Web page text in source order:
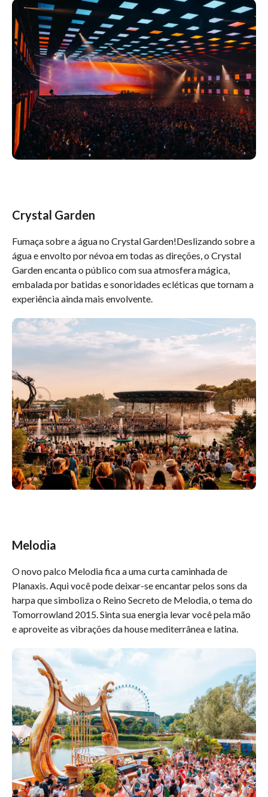
Crystal Garden
Fumaça sobre a água no Crystal Garden!Deslizando sobre a
água e envolto por névoa em todas as direções, o Crystal
Garden encanta o público com sua atmosfera mágica,
embalada por batidas e sonoridades ecléticas que tornam a
experiência ainda mais envolvente.
Melodia
O novo palco Melodia fica a uma curta caminhada de
Planaxis. Aqui você pode deixar-se encantar pelos sons da
harpa que simboliza o Reino Secreto de Melodia, o tema do
Tomorrowland 2015. Sinta sua energia levar você pela mão
e aproveite as vibrações da house mediterrânea e latina.